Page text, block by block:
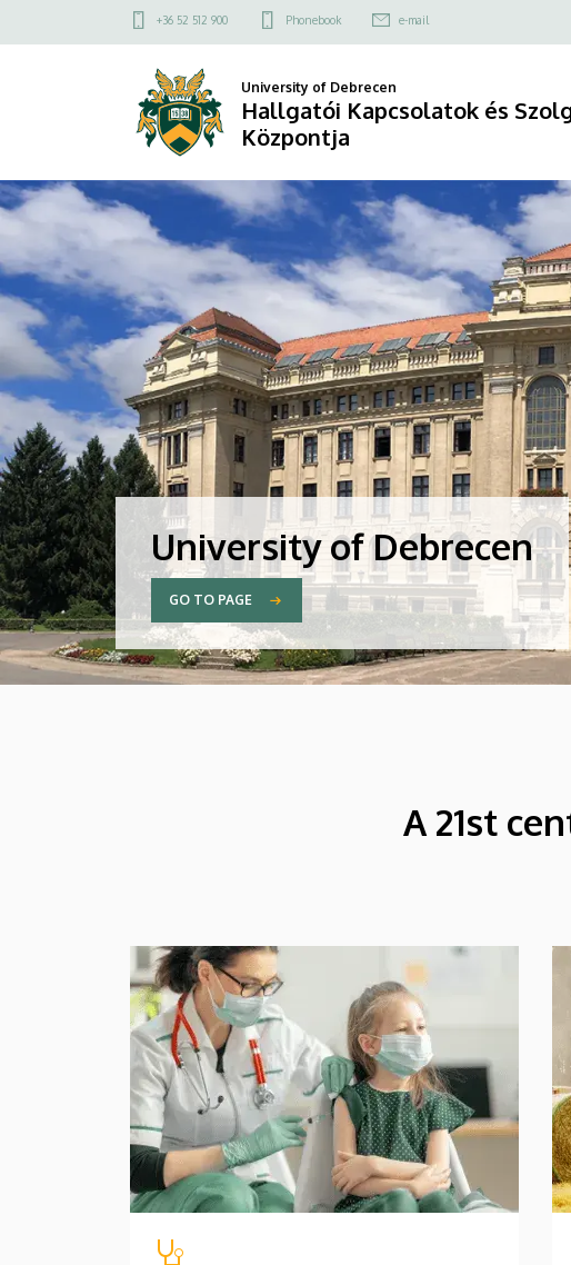
Hallgatói
Kapcsolatok
Szolgáltatások
Központja
Felső
menü
+36 52 512 900 Phonebook e-mail
University of Debrecen
Hallgatói Kapcsolatok és
Központja
DIAVETÍTÉS
University of Debrecen
GO TO PAGE
A 21st